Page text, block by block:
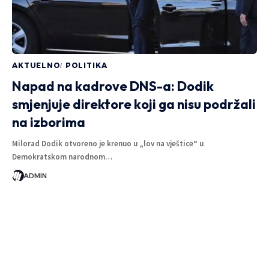
AKTUELNO POLITIKA
Napad na kadrove DNS-a: Dodik
smjenjuje direktore koji ga nisu podržali
na izborima
Milorad Dodik otvoreno je krenuo u „lov na vještice“ u
Demokratskom narodnom…
ADMIN